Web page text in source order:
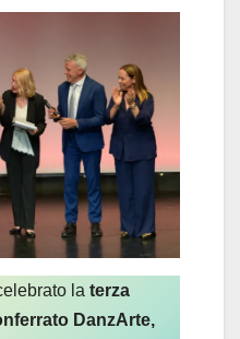
la terza
DanzArte,